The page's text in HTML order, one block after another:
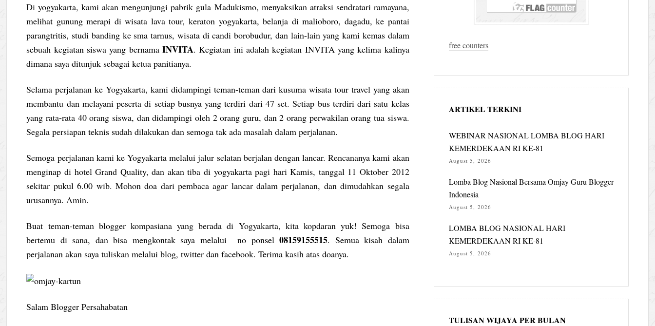
Di yogyakarta, kami akan mengunjungi pabrik gula Madukismo, menyaksikan atraksi sendratari ramayana,
melihat gunung merapi di wisata lava tour, keraton yogyakarta, belanja di malioboro, dagadu, ke pantai
parangtritis, studi banding ke sma tarnus, wisata di candi borobudur, dan lain-lain yang kami kemas dalam
sebuah kegiatan siswa yang bernamaINVITA. Kegiatan ini adalah kegiatan INVITA yang kelima kalinya
dimana saya ditunjuk sebagai ketua panitianya.
Selama perjalanan ke Yogyakarta, kami didampingi teman-teman dari kusuma wisata tour travel yang akan
membantu dan melayani peserta di setiap busnya yang terdiri dari 47 set. Setiap bus terdiri dari satu kelas
yang rata-rata 40 orang siswa, dan didampingi oleh 2 orang guru, dan 2 orang perwakilan orang tua siswa.
Segala persiapan teknis sudah dilakukan dan semoga tak ada masalah dalam perjalanan.
Semoga perjalanan kami ke Yogyakarta melalui jalur selatan berjalan dengan lancar. Rencananya kami akan
menginap di hotel Grand Quality, dan akan tiba di yogyakarta pagi hari Kamis, tanggal 11 Oktober 2012
sekitar pukul 6.00 wib. Mohon doa dari pembaca agar lancar dalam perjalanan, dan dimudahkan segala
urusannya. Amin.
Buat teman-teman blogger kompasiana yang berada di Yogyakarta, kita kopdaran yuk! Semoga bisa
bertemu di sana, dan bisa mengkontak saya melalui no ponsel08159155515. Semua kisah dalam
perjalanan akan saya tuliskan melalui blog, twitter dan facebook. Terima kasih atas doanya.
Salam Blogger Persahabatan
free counters
ARTIKEL TERKINI
WEBINAR NASIONAL LOMBA BLOG HARI
KEMERDEKAAN RI KE-81
August 5, 2026
Lomba Blog Nasional Bersama Omjay Guru Blogger
Indonesia
August 5, 2026
LOMBA BLOG NASIONAL HARI
KEMERDEKAAN RI KE-81
August 5, 2026
TULISAN WIJAYA PER BULAN